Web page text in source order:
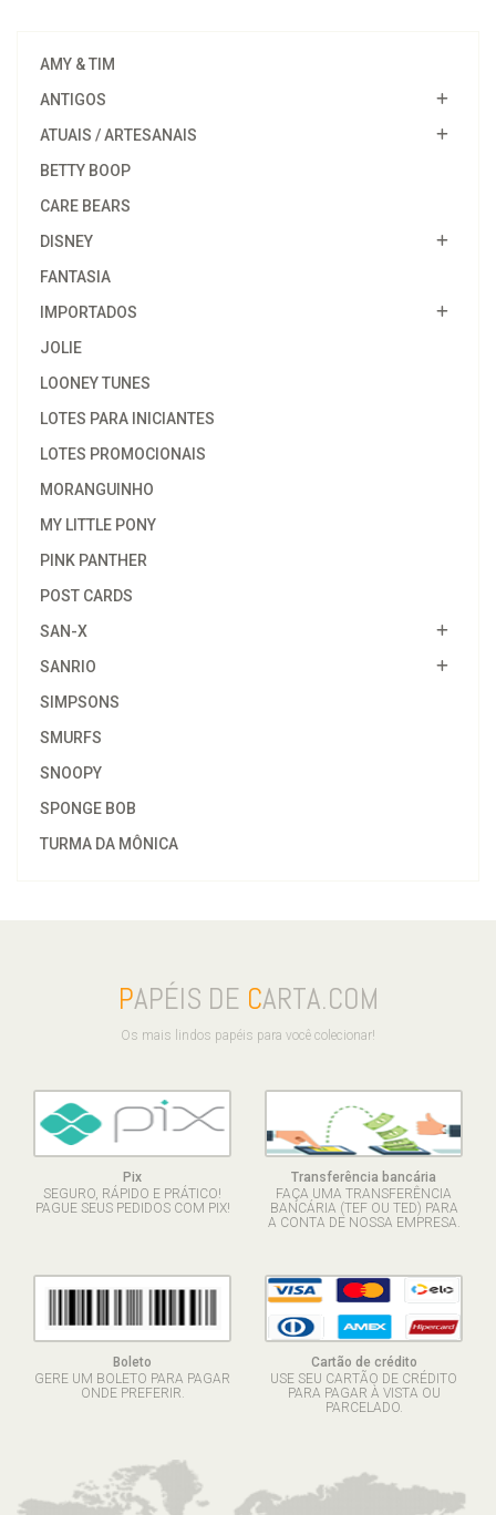
AMY & TIM
ANTIGOS
ATUAIS / ARTESANAIS
BETTY BOOP
CARE BEARS
DISNEY
FANTASIA
IMPORTADOS
JOLIE
LOONEY TUNES
LOTES PARA INICIANTES
LOTES PROMOCIONAIS
MORANGUINHO
MY LITTLE PONY
PINK PANTHER
POST CARDS
SAN-X
SANRIO
SIMPSONS
SMURFS
SNOOPY
SPONGE BOB
TURMA DA MÔNICA
PAPÉIS DE CARTA.COM
Os mais lindos papéis para você colecionar!
Pix
SEGURO, RÁPIDO E PRÁTICO!
PAGUE SEUS PEDIDOS COM PIX!
Transferência bancária
FAÇA UMA TRANSFERÊNCIA
BANCÁRIA (TEF OU TED) PARA
A CONTA DE NOSSA EMPRESA.
Boleto
GERE UM BOLETO PARA PAGAR
ONDE PREFERIR.
Cartão de crédito
USE SEU CARTÃO DE CRÉDITO
PARA PAGAR À VISTA OU
PARCELADO.